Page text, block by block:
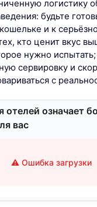
логистику
будьте
и к
кто ценит вкус
нужно
сервировку и
с
отелей означает
вас
⚠️ Ошибка загрузки